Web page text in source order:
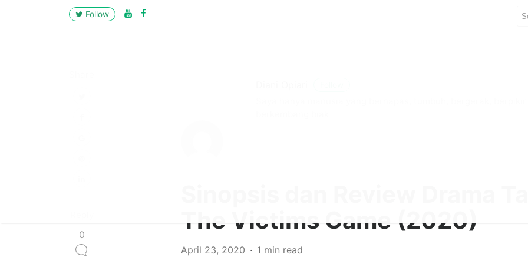
Follow
0
The Victims Game (2020)
April 23, 2020 1 min read